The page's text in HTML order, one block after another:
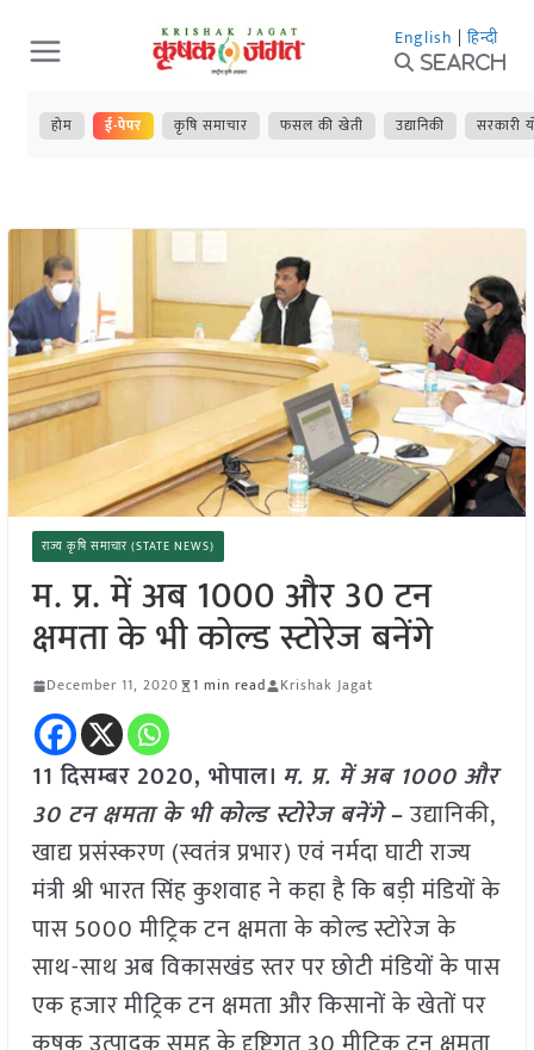
Skip
to
content
English | हिन्दी
Search
होम ई-पेपर कृषि समाचार फसल की खेती उद्यानिकी सरकारी
राज्य कृषि समाचार (STATE NEWS)
म. प्र. में अब 1000 और 30 टन
क्षमता के भी कोल्ड स्टोरेज बनेंगे
December 11, 2020 1 min read Krishak Jagat
11 दिसम्बर 2020, भोपाल। म. प्र. में अब 1000 और
30 टन क्षमता के भी कोल्ड स्टोरेज बनेंगे–उद्यानिकी,
खाद्य प्रसंस्करण (स्वतंत्र प्रभार) एवं नर्मदा घाटी राज्य
मंत्री श्री भारत सिंह कुशवाह ने कहा है कि बड़ी मंडियों के
पास 5000 मीट्रिक टन क्षमता के कोल्ड स्टोरेज के
साथ-साथ अब विकासखंड स्तर पर छोटी मंडियों के पास
एक हजार मीट्रिक टन क्षमता और किसानों के खेतों पर